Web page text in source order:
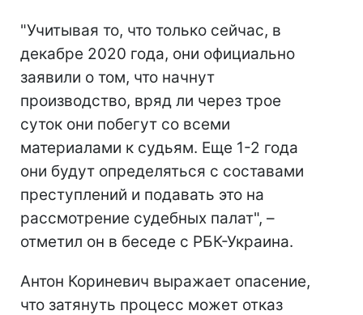
"Учитывая то, что только сейчас, в
декабре 2020 года, они официально
заявили о том, что начнут
производство, вряд ли через трое
суток они побегут со всеми
материалами к судьям. Еще 1-2 года
они будут определяться с составами
преступлений и подавать это на
рассмотрение судебных палат", –
отметил он в беседе с РБК-Украина.
Антон Кориневич выражает опасение,
что затянуть процесс может отказ